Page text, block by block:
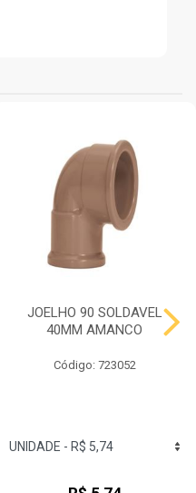
JOELHO 90 SOLDAVEL
40MM AMANCO
Código: 723052